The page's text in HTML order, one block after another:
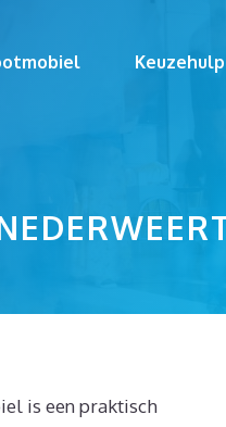
Keuzehulp
is een praktisch